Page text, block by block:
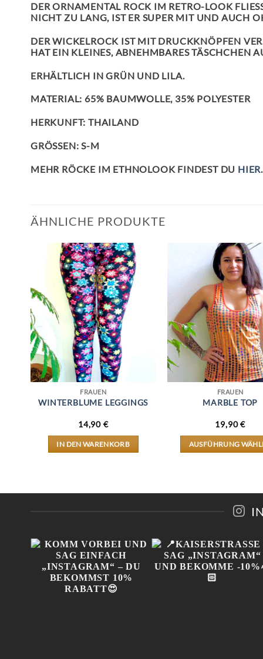
DERORNAMENTAL ROCK IM RETRO-LOOK
ICHT ZU LANG, IST ER SUPER MIT UND AUCH
DER WICKELROCK IST MIT DRUCKKNÖPFEN
HAT EIN KLEINES, ABNEHMBARES TÄSCHCHEN
ERHÄLTLICH IN GRÜN UND LILA.
MATERIAL: 65% BAUMWOLLE, 35% POLYESTER
HERKUNFT: THAILAND
GRÖSSEN: S-M
MEHR RÖCKE IM ETHNOLOOK FINDEST DU HIER.
ÄHNLICHE PRODUKTE
FRAUEN
WINTERBLUME LEGGINGS
14,90 €
IN DEN WARENKORB
FRAUEN
MARBLE TOP
19,90€
AUSFÜHRUNG
AUF.
DIE
AUF
DER